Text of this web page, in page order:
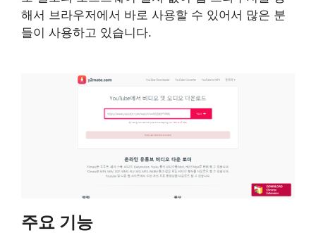
해서 브라우저에서 바로 사용할 수 있어서 많은 분
들이 사용하고 있습니다.
주요 기능